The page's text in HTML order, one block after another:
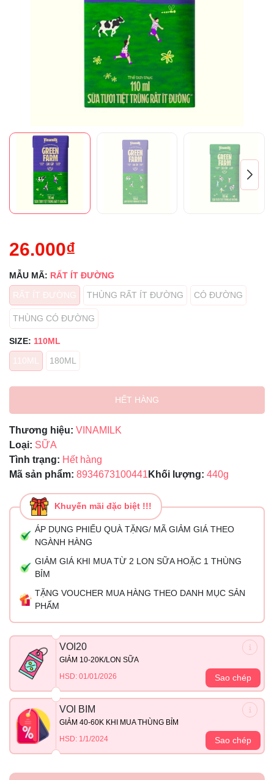
26.000₫
MẪU MÃ: RẤT ÍT ĐƯỜNG
RẤT ÍT ĐƯỜNG
THÙNG RẤT ÍT ĐƯỜNG CÓ ĐƯỜNG
THÙNG CÓ ĐƯỜNG
SIZE: 110ML
110ML
180ML
HẾT HÀNG
Thương hiệu: VINAMILK
Loại: SỮA
Tình trạng: Hết hàng
Mã sản phẩm: 8934673100441 Khối lượng: 440g
Khuyến mãi đặc biệt !!!
ÁP DỤNG PHIẾU QUÀ TẶNG/ MÃ GIẢM GIÁ THEO
NGÀNH HÀNG
GIẢM GIÁ KHI MUA TỪ 2 LON SỮA HOẶC 1 THÙNG
BỈM
TẶNG VOUCHER MUA HÀNG THEO DANH MỤC SẢN
PHẨM
VOI20
GIẢM 10-20K/LON SỮA
HSD: 01/01/2026
Sao chép
VOI BIM
GIẢM 40-60K KHI MUA THÙNG BỈM
HSD: 1/1/2024
Sao chép
Mã giảm giá:
Điều kiện: